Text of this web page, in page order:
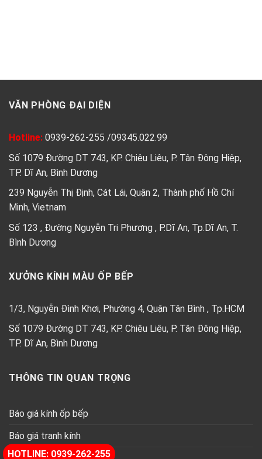
HOTLINE: 0939-262-255
VĂN PHÒNG ĐẠI DIỆN
Hotline: 0939-262-255 /09345.022.99
Số 1079 Đường DT 743, KP. Chiêu Liêu, P. Tân Đông Hiệp,
TP. Dĩ An, Bình Dương
239 Nguyễn Thị Định, Cát Lái, Quận 2, Thành phố Hồ Chí
Minh, Vietnam
Số 123 , Đường Nguyễn Tri Phương , P.Dĩ An, Tp.Dĩ An, T.
Bình Dương
XƯỞNG KÍNH MÀU ỐP BẾP
1/3, Nguyễn Đình Khơi, Phường 4, Quận Tân Bình , Tp.HCM
Số 1079 Đường DT 743, KP. Chiêu Liêu, P. Tân Đông Hiệp,
TP. Dĩ An, Bình Dương
THÔNG TIN QUAN TRỌNG
Báo giá kính ốp bếp
Báo giá tranh kính